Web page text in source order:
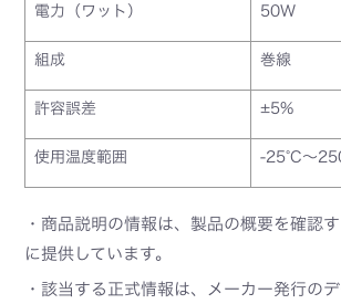
電力（ワット） 50W
組成 巻線
許容誤差 ±5%
使用温度範囲 -25°C～
・商品説明の情報は、製品の概要を確認
に提供しています。
・該当する正式情報は、メーカー発行の